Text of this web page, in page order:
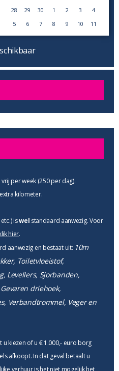
28
29 30 1 2 3
4
5
6 7 8 9 10 11
per week (250 per dag).
kilometer.
iswel standaard aanwezig. Voor
hier.
aanwezig en bestaat uit: 10m
Toiletvloeistof,
Levellers, Sjorbanden,
driehoek,
Verbandtrommel, Veger en
kiezen of u € 1.000,- euro borg
afkoopt. In dat geval betaalt u
verhuur is het niet mogelijk het